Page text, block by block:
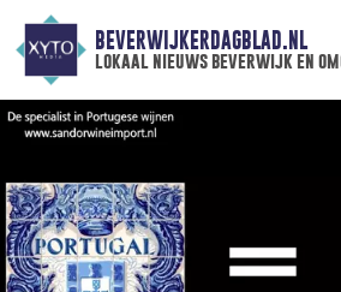
BEVERWIJKERDAGBLAD.NL
lokaal nieuws beverwijk en